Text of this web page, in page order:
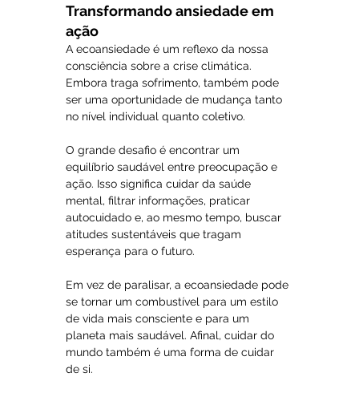
Transformando ansiedade em
ação
A ecoansiedade é um reflexo da nossa
consciência sobre a crise climática.
Embora traga sofrimento, também pode
ser uma oportunidade de mudança tanto
no nível individual quanto coletivo.
O grande desafio é encontrar um
equilíbrio saudável entre preocupação e
ação. Isso significa cuidar da saúde
mental, filtrar informações, praticar
autocuidado e, ao mesmo tempo, buscar
atitudes sustentáveis que tragam
esperança para o futuro.
Em vez de paralisar, a ecoansiedade pode
se tornar um combustível para um estilo
de vida mais consciente e para um
planeta mais saudável. Afinal, cuidar do
mundo também é uma forma de cuidar
de si.